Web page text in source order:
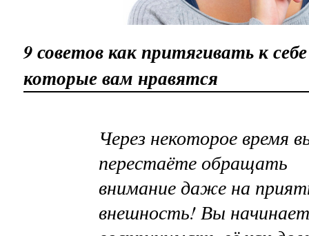
9 советов как притягивать к
которые вам нравятся
Через некоторое время
перестаёте обращать
внимание даже на
внешность! Вы